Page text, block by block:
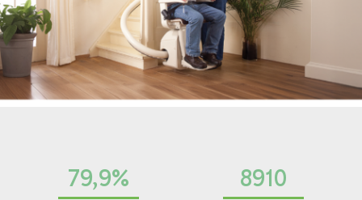
79,9% 8910